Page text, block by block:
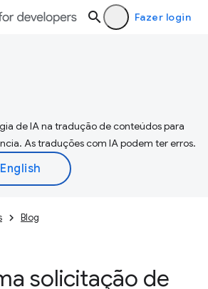
Fazer login
de IA na tradução de conteúdos para
As traduções com IA podem ter erros.
Blog
solicitação de